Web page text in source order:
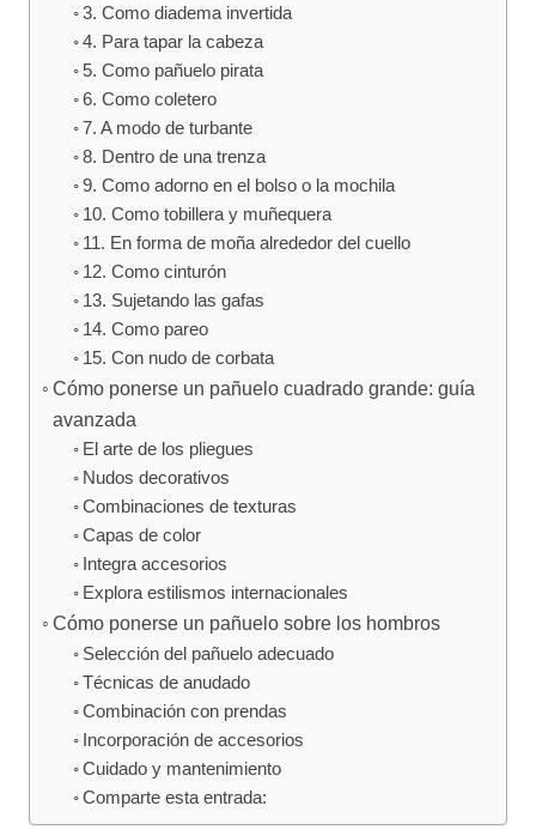
3. Como diadema invertida
4. Para tapar la cabeza
5. Como pañuelo pirata
6. Como coletero
7. A modo de turbante
8. Dentro de una trenza
9. Como adorno en el bolso o la mochila
10. Como tobillera y muñequera
11. En forma de moña alrededor del cuello
12. Como cinturón
13. Sujetando las gafas
14. Como pareo
15. Con nudo de corbata
Cómo ponerse un pañuelo cuadrado grande: guía
avanzada
El arte de los pliegues
Nudos decorativos
Combinaciones de texturas
Capas de color
Integra accesorios
Explora estilismos internacionales
Cómo ponerse un pañuelo sobre los hombros
Selección del pañuelo adecuado
Técnicas de anudado
Combinación con prendas
Incorporación de accesorios
Cuidado y mantenimiento
Comparte esta entrada: